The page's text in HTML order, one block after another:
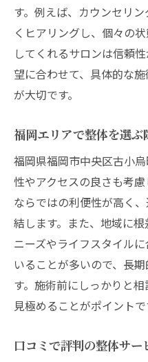
す。例えば、カウンセリ
くヒアリングし、個々の
してくれるサロンは信頼
望に合わせて、具体的な
が大切です。
福岡エリアで整体を選ぶ
福岡県福岡市中央区古小
性やアクセスの良さも考
ならではの利便性が高く
結します。また、地域に
ニーズやライフスタイル
いることが多いので、長
す。施術前にしっかりと
見極めることがポイントで
口コミで評判の整体サー